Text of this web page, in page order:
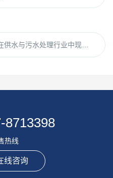
8713398
热线
线咨询